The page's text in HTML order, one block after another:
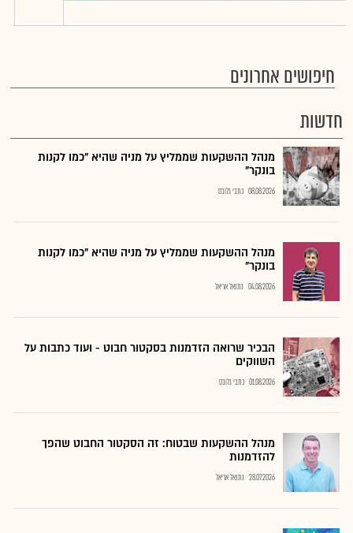
חיפושים אחרונים
חדשות
מנהל ההשקעות שממליץ על מניה שהיא "כמו לקנות
בונקר"
08.08.2026 כתבי גלובס
מנהל ההשקעות שממליץ על מניה שהיא "כמו לקנות
בונקר"
04.08.2026 נתנאל אריאל
הבכיר שרואה הזדמנות בסקטור חבוט - ועוד כתבות על
השווקים
01.08.2026 כתבי גלובס
מנהל ההשקעות שבטוח: זה הסקטור החבוט שהפך
להזדמנות
28.07.2026 נתנאל אריאל